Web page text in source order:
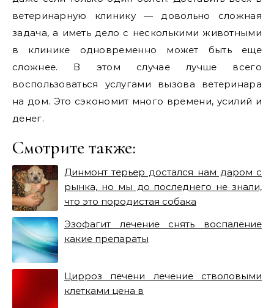
ветеринарную клинику — довольно сложная
задача, а иметь дело с несколькими животными
в клинике одновременно может быть еще
сложнее. В этом случае лучше всего
воспользоваться услугами вызова ветеринара
на дом. Это сэкономит много времени, усилий и
денег.
Смотрите также:
Динмонт терьер достался нам даром с
рынка, но мы до последнего не знали,
что это породистая собака
Эзофагит лечение снять воспаление
какие препараты
Цирроз печени лечение стволовыми
клетками цена в